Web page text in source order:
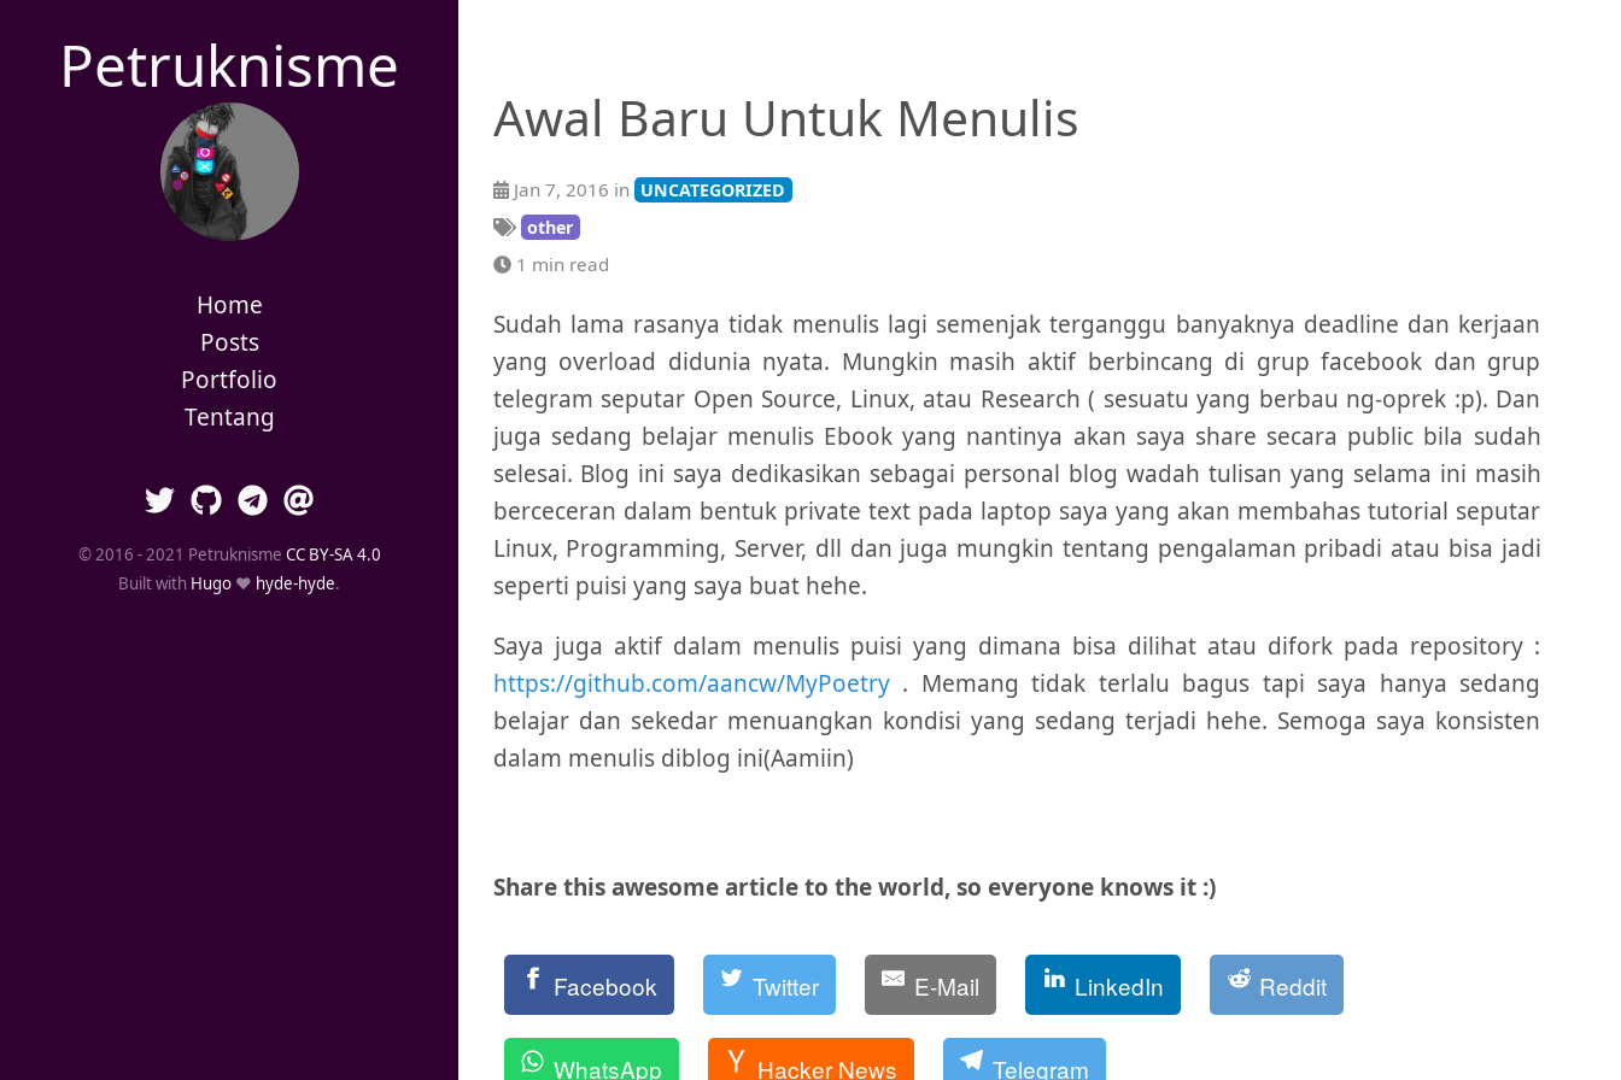
Petruknisme
Home
Posts
Portfolio
Tentang
© 2016 - 2021 Petruknisme CC BY-SA 4.0
Built with Hugo ❤️ hyde-hyde.
Awal Baru Untuk Menulis
Jan 7, 2016 in UNCATEGORIZED
other
1 min read
Sudah lama rasanya tidak menulis lagi semenjak terganggu banyaknya deadline dan kerjaan
yang overload didunia nyata. Mungkin masih aktif berbincang di grup facebook dan grup
telegram seputar Open Source, Linux, atau Research ( sesuatu yang berbau ng-oprek :p). Dan
juga sedang belajar menulis Ebook yang nantinya akan saya share secara public bila sudah
selesai. Blog ini saya dedikasikan sebagai personal blog wadah tulisan yang selama ini masih
berceceran dalam bentuk private text pada laptop saya yang akan membahas tutorial seputar
Linux, Programming, Server, dll dan juga mungkin tentang pengalaman pribadi atau bisa jadi
seperti puisi yang saya buat hehe.
Saya juga aktif dalam menulis puisi yang dimana bisa dilihat atau difork pada repository :
https://github.com/aancw/MyPoetry. Memang tidak terlalu bagus tapi saya hanya sedang
belajar dan sekedar menuangkan kondisi yang sedang terjadi hehe. Semoga saya konsisten
dalam menulis diblog ini(Aamiin)
Share this awesome article to the world, so everyone knows it :)
Facebook Twitter E-Mail LinkedIn Reddit
WhatsApp Hacker News Telegram